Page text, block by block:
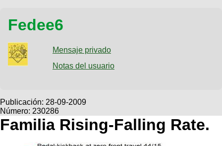
tu foto
Galeria
XC
Viajes
Descenso
SUBÃ
tu
Buscar
Ultimos
Fotos
BicicleterÃ­
as
Bicicletas
Tandem
Videos
Cicloturismo
Fedee6
Mensaje privado
Notas del usuario
Publicación: 28-09-2009
Número: 230286
Familia Rising-Falling Rate.